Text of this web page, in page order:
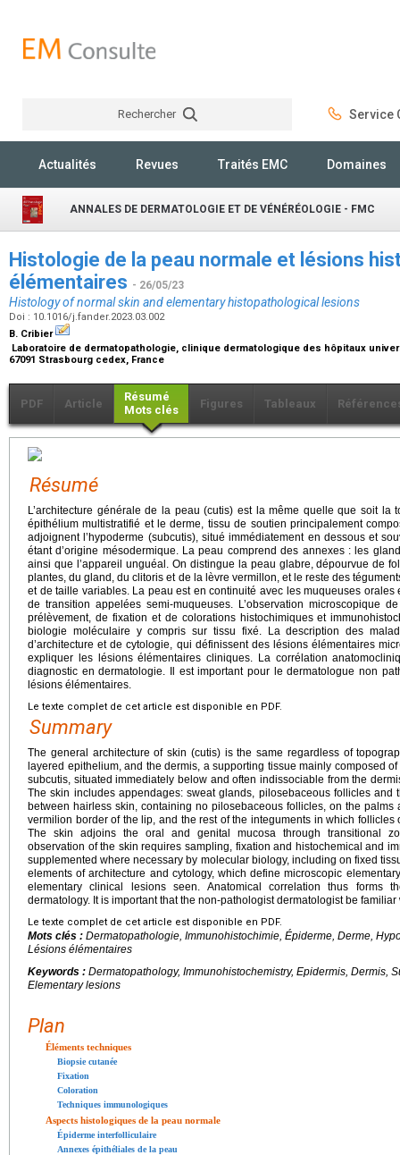
Rechercher Service
Actualités Revues Traités EMC Domaines
ANNALES DE DERMATOLOGIE ET DE VÉNÉRÉOLOGIE - FMC
Histologie de la peau normale et lésions
élémentaires - 26/05/23
Histology of normal skin and elementary histopathological lesions
Doi : 10.1016/j.fander.2023.03.002
B. Cribier
Laboratoire de dermatopathologie, clinique dermatologique des hôpitaux
67091 Strasbourg cedex, France
PDF Article
Résumé
Mots clés
Figures Tableaux
Résumé
L’architecture générale de la peau (cutis) est la même quelle que soit la
épithélium multistratifié et le derme, tissu de soutien principalement
adjoignent l’hypoderme (subcutis), situé immédiatement en dessous et
étant d’origine mésodermique. La peau comprend des annexes : les
ainsi que l’appareil unguéal. On distingue la peau glabre, dépourvue de
plantes, du gland, du clitoris et de la lèvre vermillon, et le reste des
et de taille variables. La peau est en continuité avec les muqueuses orales
de transition appelées semi-muqueuses. L’observation microscopique
prélèvement, de fixation et de colorations histochimiques et
biologie moléculaire y compris sur tissu fixé. La description des
d’architecture et de cytologie, qui définissent des lésions élémentaires
expliquer les lésions élémentaires cliniques. La corrélation
diagnostic en dermatologie. Il est important pour le dermatologue non
lésions élémentaires.
Le texte complet de cet article est disponible en PDF.
Summary
The general architecture of skin (cutis) is the same regardless of
layered epithelium, and the dermis, a supporting tissue mainly composed
subcutis, situated immediately below and often indissociable from the
The skin includes appendages: sweat glands, pilosebaceous follicles and
between hairless skin, containing no pilosebaceous follicles, on the
vermilion border of the lip, and the rest of the integuments in which
The skin adjoins the oral and genital mucosa through transitional
observation of the skin requires sampling, fixation and histochemical and
supplemented where necessary by molecular biology, including on fixed
elements of architecture and cytology, which define microscopic
elementary clinical lesions seen. Anatomical correlation thus forms
dermatology. It is important that the non-pathologist dermatologist be
Le texte complet de cet article est disponible en PDF.
Mots clés : Dermatopathologie, Immunohistochimie, Épiderme, Derme,
Lésions élémentaires
Keywords : Dermatopathology, Immunohistochemistry, Epidermis, Dermis,
Elementary lesions
Plan
Éléments techniques
Biopsie cutanée
Fixation
Coloration
Techniques immunologiques
Aspects histologiques de la peau normale
Épiderme interfolliculaire
Annexes épithéliales de la peau